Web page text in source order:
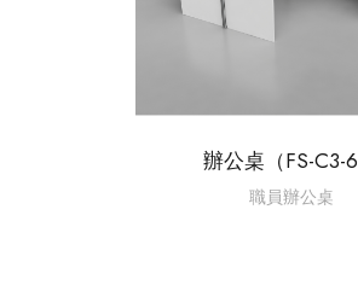
辦公桌（FS-C3-6
職員辦公桌